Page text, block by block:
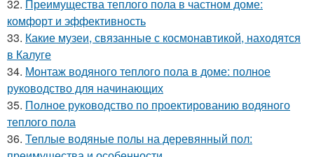
32. Преимущества теплого пола в частном доме:
комфорт и эффективность
33. Какие музеи, связанные с космонавтикой, находятся
в Калуге
34. Монтаж водяного теплого пола в доме: полное
руководство для начинающих
35. Полное руководство по проектированию водяного
теплого пола
36. Теплые водяные полы на деревянный пол: